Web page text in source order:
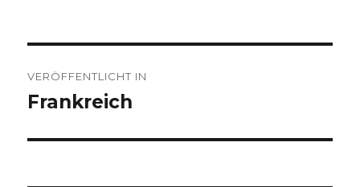
VERÖFFENTLICHT IN
Frankreich